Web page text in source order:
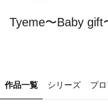
Tyeme〜Baby gift
作品一覧 シリーズ プ